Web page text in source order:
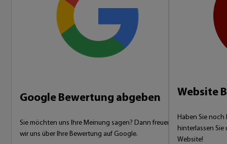
Google Bewertung abgeben
Sie möchten uns Ihre Meinung sagen? Dann freuen
wir uns über Ihre Bewertung auf Google.
Website
Haben Sie noch
hinterlassen Sie
Website!